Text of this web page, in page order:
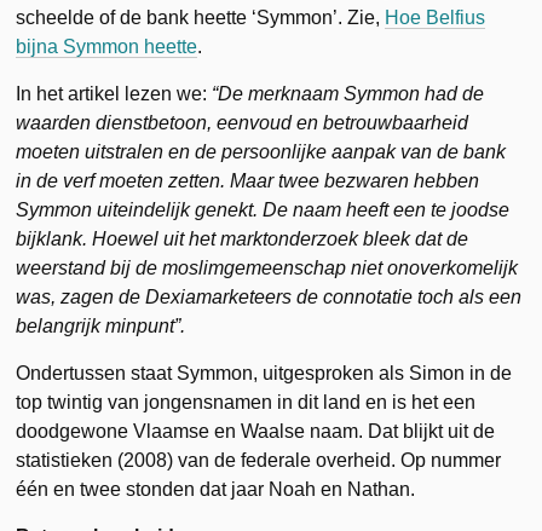
scheelde of de bank heette ‘Symmon’. Zie, Hoe Belfius
bijna Symmon heette.
In het artikel lezen we: “De merknaam Symmon had de
waarden dienstbetoon, eenvoud en betrouwbaarheid
moeten uitstralen en de persoonlijke aanpak van de bank
in de verf moeten zetten. Maar twee bezwaren hebben
Symmon uiteindelijk genekt. De naam heeft een te joodse
bijklank. Hoewel uit het marktonderzoek bleek dat de
weerstand bij de moslimgemeenschap niet onoverkomelijk
was, zagen de Dexiamarketeers de connotatie toch als een
belangrijk minpunt”.
Ondertussen staat Symmon, uitgesproken als Simon in de
top twintig van jongensnamen in dit land en is het een
doodgewone Vlaamse en Waalse naam. Dat blijkt uit de
statistieken (2008) van de federale overheid. Op nummer
één en twee stonden dat jaar Noah en Nathan.